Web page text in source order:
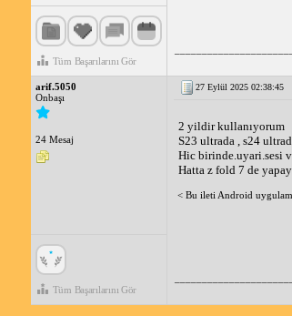
Tüm Başarılarını Gör
arif.5050
Onbaşı
24 Mesaj
Tüm Başarılarını Gör
27 Eylül 2025 02:38:45
2 yildir kullanıyorum
S23 ultrada , s24
Hic birinde.uyari.sesi
Hatta z fold 7 de
< Bu ileti Android